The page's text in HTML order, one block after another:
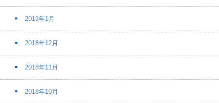
2019年1月
2018年12月
2018年11月
2018年10月